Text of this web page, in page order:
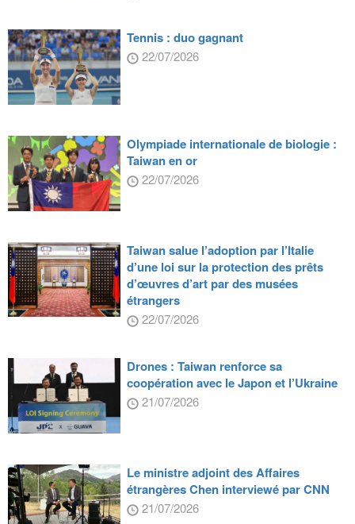
Tennis : duo gagnant
22/07/2026
Olympiade internationale de biologie :
Taiwan en or
22/07/2026
Taiwan salue l’adoption par l’Italie
d’une loi sur la protection des prêts
d’œuvres d’art par des musées
étrangers
22/07/2026
Drones : Taiwan renforce sa
coopération avec le Japon et l’Ukraine
21/07/2026
Le ministre adjoint des Affaires
étrangères Chen interviewé par CNN
21/07/2026